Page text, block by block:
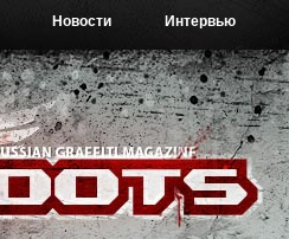
Новости Интервью